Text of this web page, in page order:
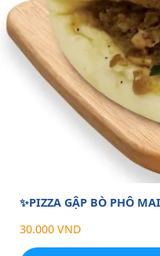
✨PIZZA GẬP BÒ PHÔ MAI
30.000 VND